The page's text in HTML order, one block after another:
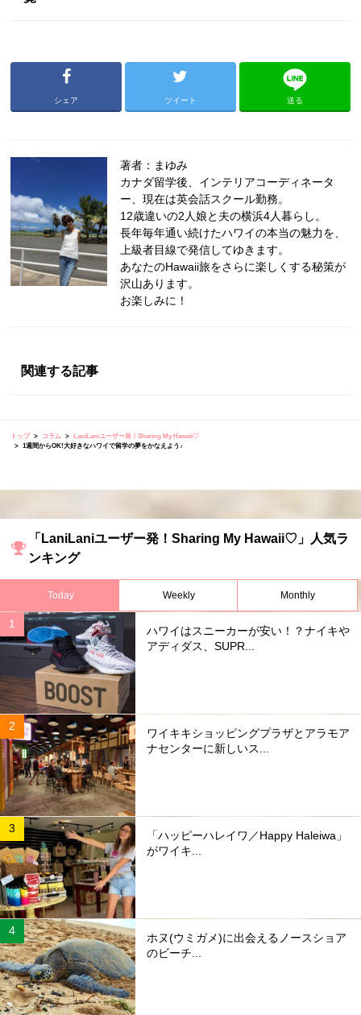
シェア ツイート 送る
著者：まゆみ
カナダ留学後、インテリアコーディネータ
ー、現在は英会話スクール勤務。
12歳違いの2人娘と夫の横浜4人暮らし。
長年毎年通い続けたハワイの本当の魅力を、
上級者目線で発信してゆきます。
あなたのHawaii旅をさらに楽しくする秘策が
沢山あります。
お楽しみに！
関連する記事
トップ コラム
LaniLaniユーザー発！Sharing My Hawaii♡
1週間からOK!大好きなハワイで留学の夢をかなえよう♪
「LaniLaniユーザー発！Sharing My Hawaii♡」人気ラ
ンキング
Today Weekly Monthly
ハワイはスニーカーが安い！？ナイキや
アディダス、SUPR...
ワイキキショッピングプラザとアラモア
ナセンターに新しいス...
「ハッピーハレイワ／Happy Haleiwa」
がワイキ...
ホヌ(ウミガメ)に出会えるノースショア
のビーチ...